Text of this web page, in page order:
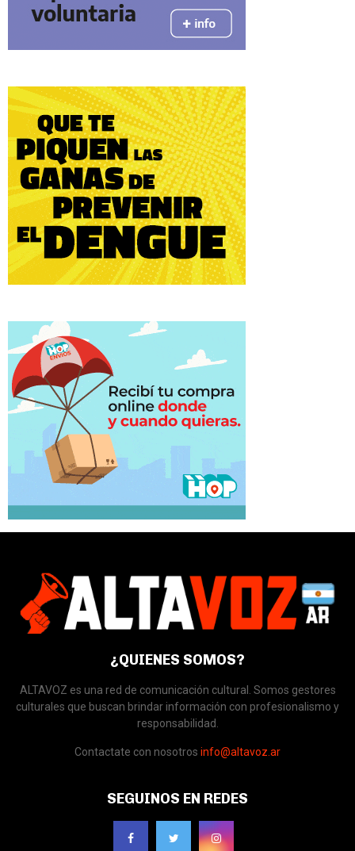
¿QUIENES SOMOS?
ALTAVOZ es una red de comunicación cultural. Somos gestores
culturales que buscan brindar información con profesionalismo y
responsabilidad.
Contactate con nosotros info@altavoz.ar
SEGUINOS EN REDES